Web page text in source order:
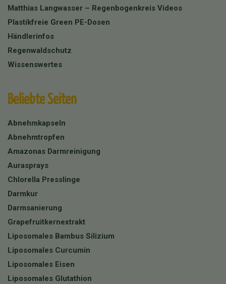
Matthias Langwasser – Regenbogenkreis Videos
Plastikfreie Green PE-Dosen
Händlerinfos
Regenwaldschutz
Wissenswertes
Beliebte Seiten
Abnehmkapseln
Abnehmtropfen
Amazonas Darmreinigung
Aurasprays
Chlorella Presslinge
Darmkur
Darmsanierung
Grapefruitkernextrakt
Liposomales Bambus Silizium
Liposomales Curcumin
Liposomales Eisen
Liposomales Glutathion